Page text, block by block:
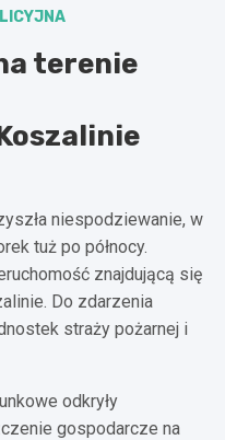
terenie
niespodziewanie, w
tuż po północy.
znajdującą się
Do zdarzenia
straży pożarnej i
odkryły
gospodarcze na